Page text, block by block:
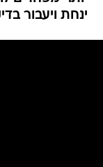
ינחת ויעבור